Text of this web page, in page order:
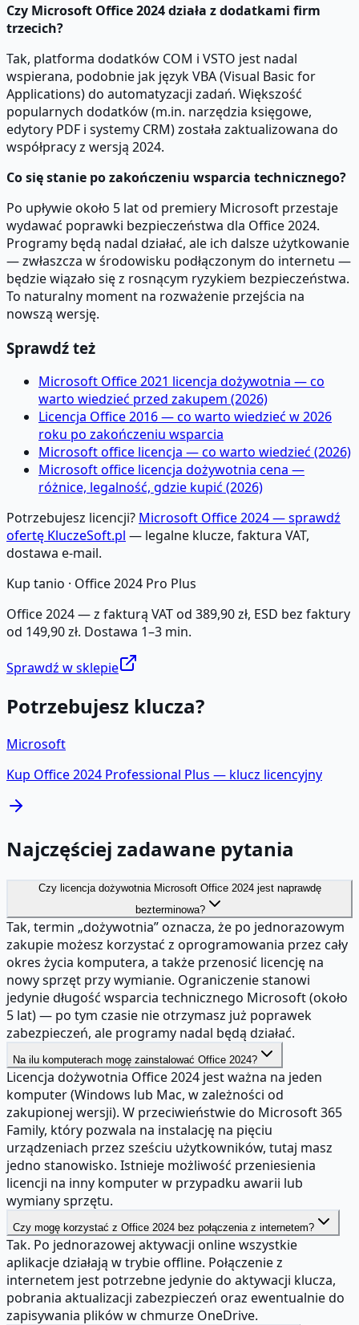
Czy Microsoft Office 2024 działa z dodatkami firm
trzecich?
Tak, platforma dodatków COM i VSTO jest nadal
wspierana, podobnie jak język VBA (Visual Basic for
Applications) do automatyzacji zadań. Większość
popularnych dodatków (m.in. narzędzia księgowe,
edytory PDF i systemy CRM) została zaktualizowana do
współpracy z wersją 2024.
Co się stanie po zakończeniu wsparcia technicznego?
Po upływie około 5 lat od premiery Microsoft przestaje
wydawać poprawki bezpieczeństwa dla Office 2024.
Programy będą nadal działać, ale ich dalsze użytkowanie
— zwłaszcza w środowisku podłączonym do internetu —
będzie wiązało się z rosnącym ryzykiem bezpieczeństwa.
To naturalny moment na rozważenie przejścia na
nowszą wersję.
Sprawdź też
Microsoft Office 2021 licencja dożywotnia — co
warto wiedzieć przed zakupem (2026)
Licencja Office 2016 — co warto wiedzieć w 2026
roku po zakończeniu wsparcia
Microsoft office licencja — co warto wiedzieć (2026)
Microsoft office licencja dożywotnia cena —
różnice, legalność, gdzie kupić (2026)
Potrzebujesz licencji? Microsoft Office 2024 — sprawdź
ofertę KluczeSoft.pl — legalne klucze, faktura VAT,
dostawa e-mail.
Kup tanio · Office 2024 Pro Plus
Office 2024 — z fakturą VAT od 389,90 zł, ESD bez faktury
od 149,90 zł. Dostawa 1–3 min.
Sprawdź w sklepie
Potrzebujesz klucza?
Microsoft
Kup Office 2024 Professional Plus — klucz licencyjny
Najczęściej zadawane pytania
Czy licencja dożywotnia Microsoft Office 2024 jest naprawdę
bezterminowa?
Tak, termin „dożywotnia” oznacza, że po jednorazowym
zakupie możesz korzystać z oprogramowania przez cały
okres życia komputera, a także przenosić licencję na
nowy sprzęt przy wymianie. Ograniczenie stanowi
jedynie długość wsparcia technicznego Microsoft (około
5 lat) — po tym czasie nie otrzymasz już poprawek
zabezpieczeń, ale programy nadal będą działać.
Na ilu komputerach mogę zainstalować Office 2024?
Licencja dożywotnia Office 2024 jest ważna na jeden
komputer (Windows lub Mac, w zależności od
zakupionej wersji). W przeciwieństwie do Microsoft 365
Family, który pozwala na instalację na pięciu
urządzeniach przez sześciu użytkowników, tutaj masz
jedno stanowisko. Istnieje możliwość przeniesienia
licencji na inny komputer w przypadku awarii lub
wymiany sprzętu.
Czy mogę korzystać z Office 2024 bez połączenia z internetem?
Tak. Po jednorazowej aktywacji online wszystkie
aplikacje działają w trybie offline. Połączenie z
internetem jest potrzebne jedynie do aktywacji klucza,
pobrania aktualizacji zabezpieczeń oraz ewentualnie do
zapisywania plików w chmurze OneDrive.